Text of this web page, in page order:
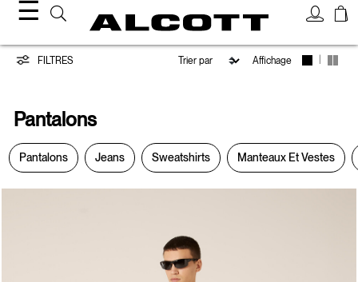
☰
Pantalons
FILTRES Affichage
Pantalons
Pantalons Jeans Sweatshirts Manteaux Et Vestes